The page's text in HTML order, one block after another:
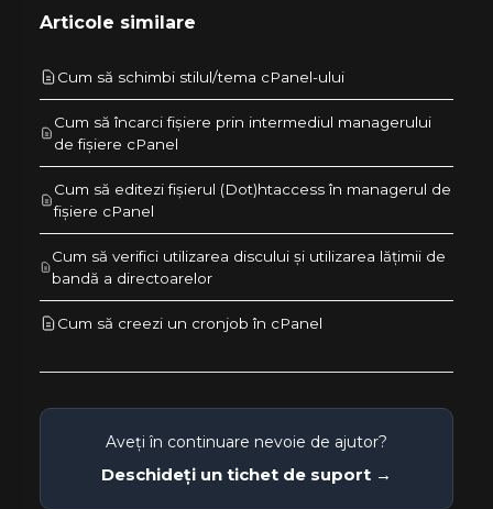
Articole similare
Cum să schimbi stilul/tema cPanel-ului
Cum să încarci fișiere prin intermediul managerului
de fișiere cPanel
Cum să editezi fișierul (Dot)htaccess în managerul de
fișiere cPanel
Cum să verifici utilizarea discului și utilizarea lățimii de
bandă a directoarelor
Cum să creezi un cronjob în cPanel
Aveți în continuare nevoie de ajutor?
Deschideți un tichet de suport →